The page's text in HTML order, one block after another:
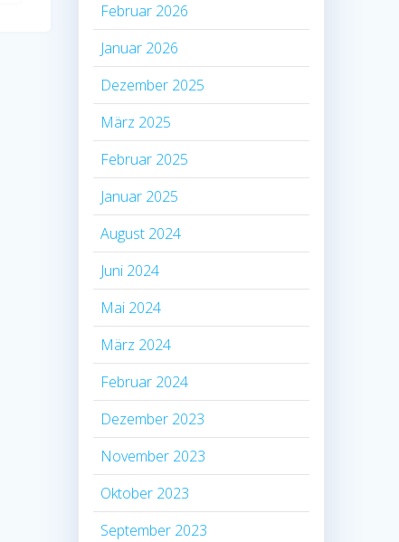
Februar 2026
Januar 2026
Dezember 2025
März 2025
Februar 2025
Januar 2025
August 2024
Juni 2024
Mai 2024
März 2024
Februar 2024
Dezember 2023
November 2023
Oktober 2023
September 2023